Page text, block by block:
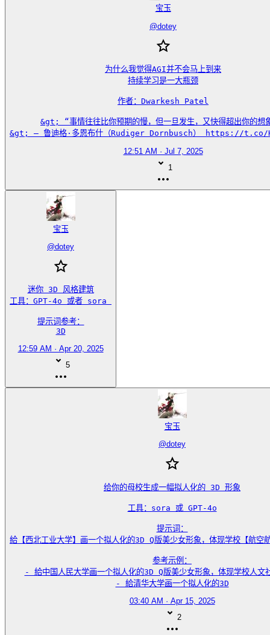
宝玉
@dotey
为什么我觉得AGI并不会马上到来
持续学习是一大瓶颈
作者：Dwarkesh Patel
&gt; “事情往往比你预期的慢，但一旦发生，又快得超出你的想
&gt; — 鲁迪格·多恩布什（Rudiger Dornbusch） https://t.co/
12:51 AM · Jul 7, 2025
1
宝玉
@dotey
迷你 3D 风格建筑
工具：GPT-4o 或者 sora
提示词参考：
3D
12:59 AM · Apr 20, 2025
5
宝玉
@dotey
给你的母校生成一幅拟人化的 3D 形象
工具：sora 或 GPT-4o
提示词：
給【西北工业大学】画一个拟人化的3D Q版美少女形象，体现学校【航空
参考示例：
- 給中国人民大学画一个拟人化的3D Q版美少女形象，体现学校人文
- 給清华大学画一个拟人化的3D
03:40 AM · Apr 15, 2025
2